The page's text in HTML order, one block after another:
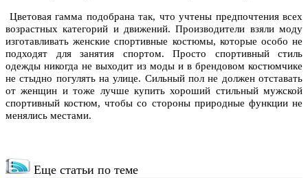
Цветовая гамма подобрана так, что учтены предпочтения всех
возрастных категорий и движений. Производители взяли моду
изготавливать женские спортивные костюмы, которые особо не
подходят для занятия спортом. Просто спортивный стиль
одежды никогда не выходит из моды и в брендовом костюмчике
не стыдно погулять на улице. Сильный пол не должен отставать
от женщин и тоже лучше купить хороший стильный мужской
спортивный костюм, чтобы со стороны природные функции не
менялись местами.
Еще статьи по теме